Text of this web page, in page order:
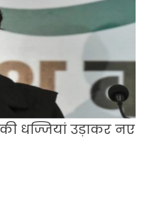
की धज्जियां उड़ाकर नए